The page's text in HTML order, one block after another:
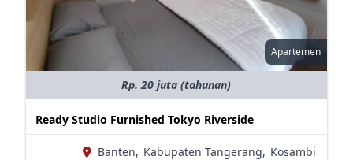
Apartemen
Rp. 20 juta (tahunan)
Ready Studio Furnished Tokyo Riverside
Banten, Kabupaten Tangerang, Kosambi